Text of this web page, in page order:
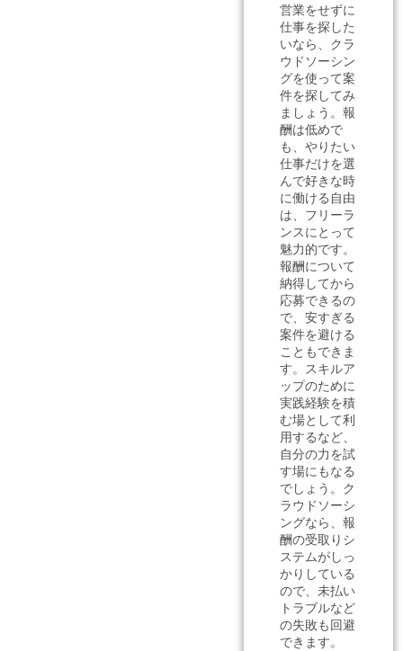
営業をせずに
仕事を探した
いなら、クラ
ウドソーシン
グを使って案
件を探してみ
ましょう。報
酬は低めで
も、やりたい
仕事だけを選
んで好きな時
に働ける自由
は、フリーラ
ンスにとって
魅力的です。
報酬について
納得してから
応募できるの
で、安すぎる
案件を避ける
こともできま
す。スキルア
ップのために
実践経験を積
む場として利
用するなど、
自分の力を試
す場にもなる
でしょう。ク
ラウドソーシ
ングなら、報
酬の受取りシ
ステムがしっ
かりしている
ので、未払い
トラブルなど
の失敗も回避
できます。